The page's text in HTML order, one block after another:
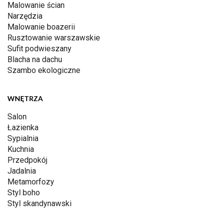
Malowanie ścian
Narzędzia
Malowanie boazerii
Rusztowanie warszawskie
Sufit podwieszany
Blacha na dachu
Szambo ekologiczne
WNĘTRZA
Salon
Łazienka
Sypialnia
Kuchnia
Przedpokój
Jadalnia
Metamorfozy
Styl boho
Styl skandynawski